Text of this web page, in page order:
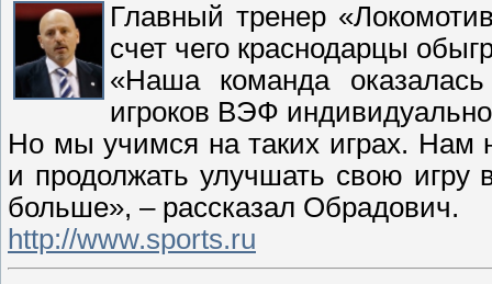
Главный тренер
счет чего краснодарцы
«Наша команда
игроков ВЭФ
Но мы учимся на таких играх. Нам
и продолжать улучшать свою игру
больше», – рассказал Обрадович.
http://www.sports.ru